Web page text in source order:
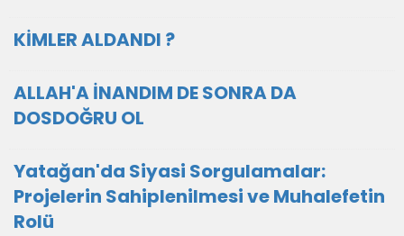
KİMLER ALDANDI ?
ALLAH'A İNANDIM DE SONRA DA
DOSDOĞRU OL
Yatağan'da Siyasi Sorgulamalar:
Projelerin Sahiplenilmesi ve Muhalefetin
Rolü